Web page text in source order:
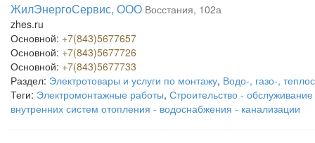
ЖилЭнергоСервис, ООО Восстания, 102а
zhes.ru
Основной: +7(843)5677657
Основной: +7(843)5677726
Основной: +7(843)5677733
Раздел: Электротовары и услуги по монтажу, Водо-, газо-,
Теги: Электромонтажные работы, Строительство - обслуживание
внутренних систем отопления - водоснабжения - канализации